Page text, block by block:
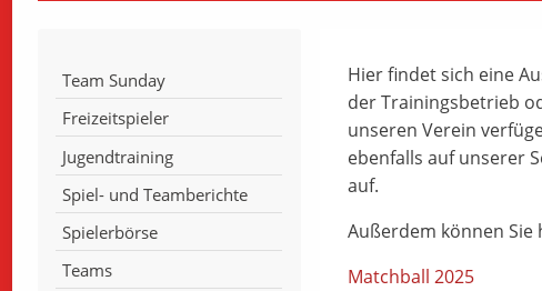
Team Sunday
Freizeitspieler
Jugendtraining
Spiel- und Teamberichte
Spielerbörse
Teams
Hier findet sich eine
der Trainingsbetrieb
unseren Verein
ebenfalls auf unserer
auf.
Außerdem können
Matchball 2025